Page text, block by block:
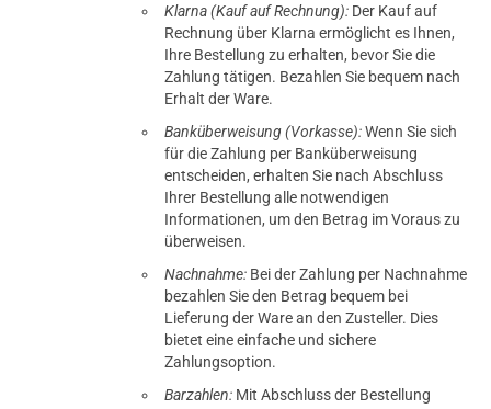
Klarna (Kauf auf Rechnung): Der Kauf auf
Rechnung über Klarna ermöglicht es Ihnen,
Ihre Bestellung zu erhalten, bevor Sie die
Zahlung tätigen. Bezahlen Sie bequem nach
Erhalt der Ware.
Banküberweisung (Vorkasse):Wenn Sie sich
für die Zahlung per Banküberweisung
entscheiden, erhalten Sie nach Abschluss
Ihrer Bestellung alle notwendigen
Informationen, um den Betrag im Voraus zu
überweisen.
Nachnahme: Bei der Zahlung per Nachnahme
bezahlen Sie den Betrag bequem bei
Lieferung der Ware an den Zusteller. Dies
bietet eine einfache und sichere
Zahlungsoption.
Barzahlen: Mit Abschluss der Bestellung